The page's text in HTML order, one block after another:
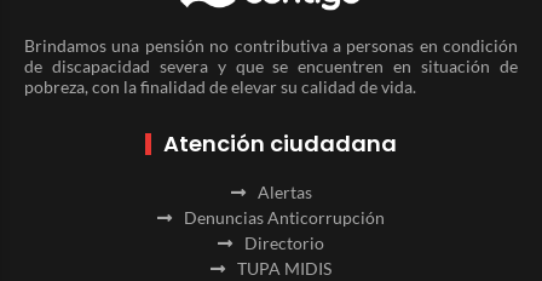
Brindamos una pensión no contributiva a personas en condición
de discapacidad severa y que se encuentren en situación de
pobreza, con la finalidad de elevar su calidad de vida.
Atención ciudadana
Alertas
Denuncias Anticorrupción
Directorio
TUPA MIDIS